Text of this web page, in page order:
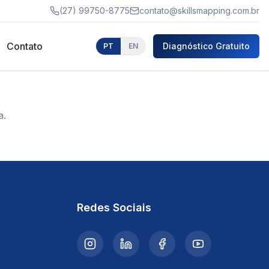
(27) 99750-8775 contato@skillsmapping.com.br
Contato PT EN Diagnóstico Gratuito
Redes Sociais